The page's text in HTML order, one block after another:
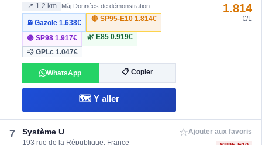
📍 1.2 km Màj Données de démonstration
⛽ Gazole1.638€
🔴 SP95-E10 1.814€
🟣 SP981.917€ 🌿 E85 0.919€
💨 GPLc1.047€
WhatsApp 📋 Copier
🗺️ Y aller
1.814
€/L
7 Système U
193 rue de la République, France
☆Ajouter aux favoris